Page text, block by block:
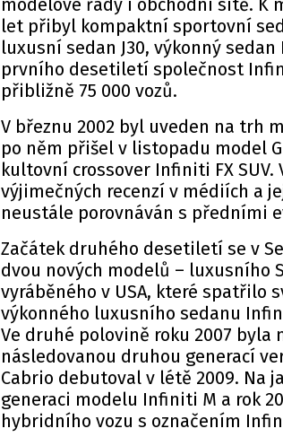
modelové řady i obchodní sítě. K
let přibyl kompaktní sportovní
luxusní sedan J30, výkonný sedan
prvního desetiletí společnost
přibližně 75 000 vozů.
V březnu 2002 byl uveden na trh
po něm přišel v listopadu model
kultovní crossover Infiniti FX SUV.
výjimečných recenzí v médiích a
neustále porovnáván s předními
Začátek druhého desetiletí se v
dvou nových modelů – luxusního
vyráběného v USA, které spatřilo
výkonného luxusního sedanu
Ve druhé polovině roku 2007
následovanou druhou generací
Cabrio debutoval v létě 2009. Na
generaci modelu Infiniti M a rok
hybridního vozu s označením